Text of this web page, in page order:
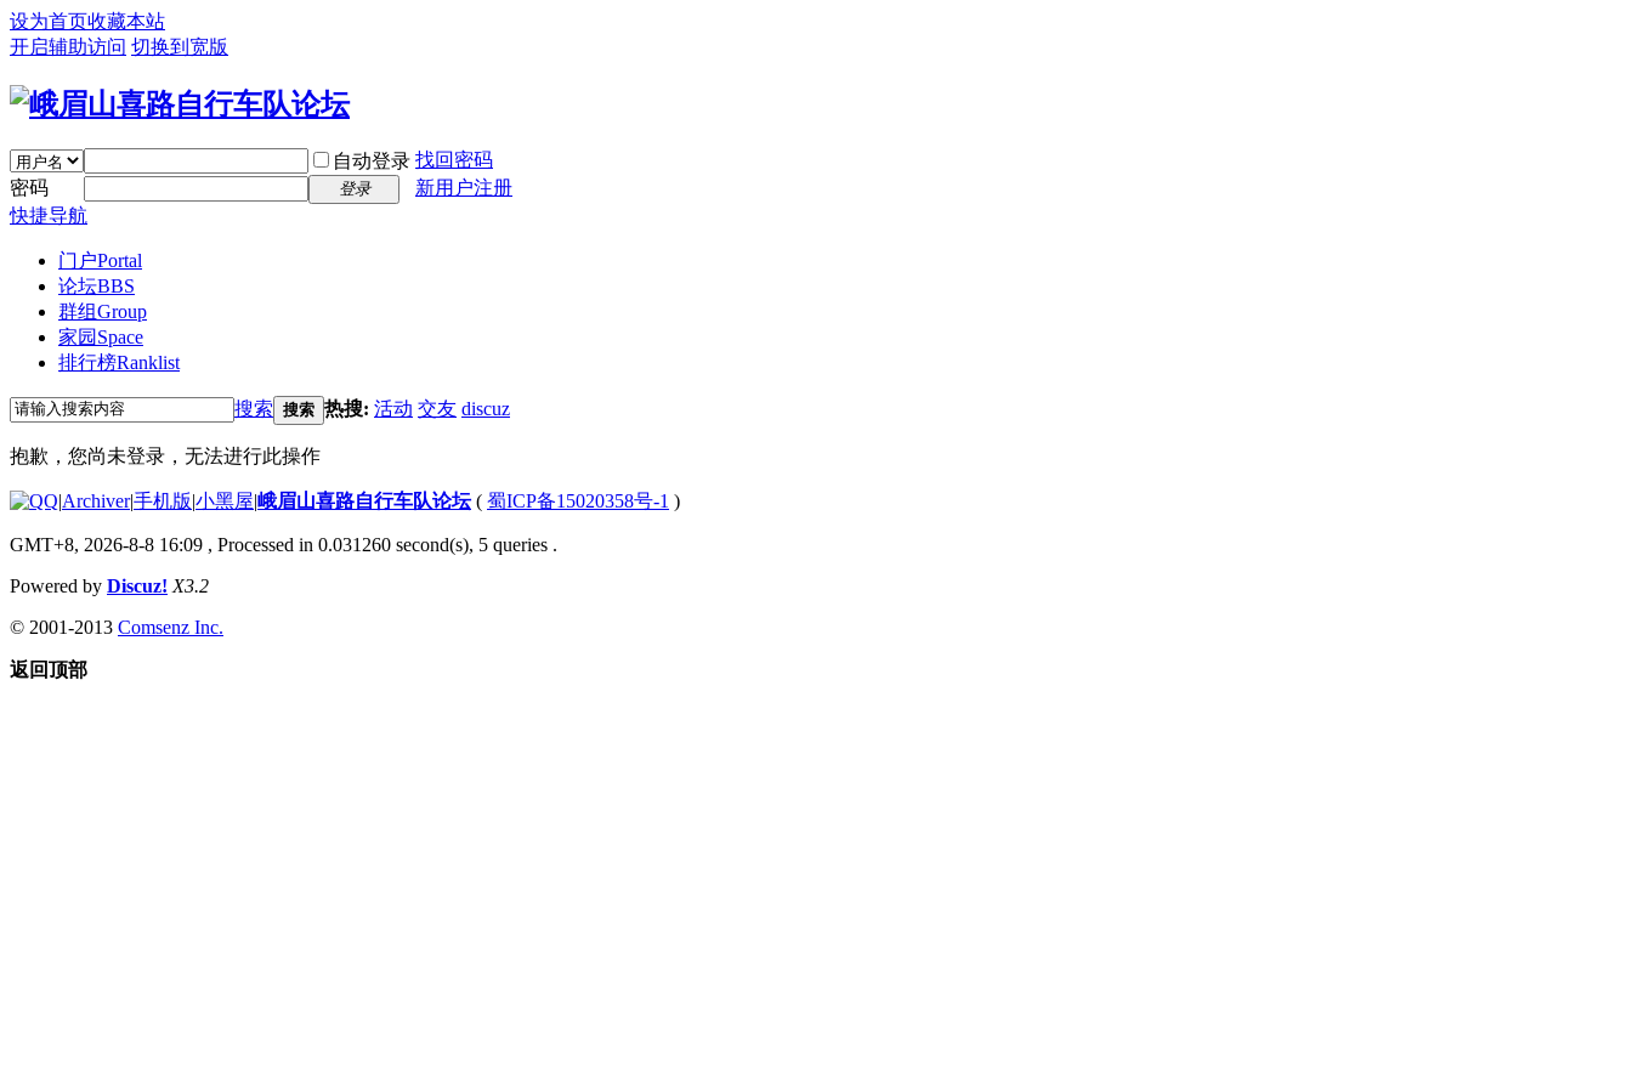
设为首页收藏本站
开启辅助访问 切换到宽版
自动登录 找回密码
密码
登录
新用户注册
快捷导航
门户Portal
论坛BBS
群组Group
家园 Space
排行榜Ranklist
搜索 搜索 热搜: 活动 交友 discuz
抱歉，您尚未登录，无法进行此操作
|Archiver|手机版|小黑屋|峨眉山喜路自行车队论坛( 蜀ICP备15020358号-1 )
GMT+8, 2026-8-8 16:09 , Processed in 0.031260 second(s), 5 queries .
Powered by Discuz! X3.2
© 2001-2013 Comsenz Inc.
返回顶部